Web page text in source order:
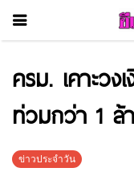
ครม. เคาะวง
ท่วมกว่า 1 ล้
ข่าวประจำวัน